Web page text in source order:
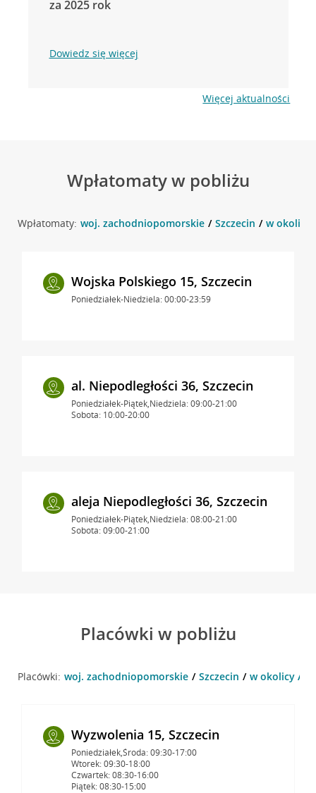
za 2025 rok
Dowiedz się więcej
Więcej aktualności
Wpłatomaty w pobliżu
Wpłatomaty: woj. zachodniopomorskie Szczecin w okolicy
Wojska Polskiego 15, Szczecin
Poniedziałek-Niedziela: 00:00-23:59
al. Niepodległości 36, Szczecin
Poniedziałek-Piątek,Niedziela: 09:00-21:00
Sobota: 10:00-20:00
aleja Niepodległości 36, Szczecin
Poniedziałek-Piątek,Niedziela: 08:00-21:00
Sobota: 09:00-21:00
Placówki w pobliżu
Placówki: woj. zachodniopomorskie Szczecin w okolicy
Wyzwolenia 15, Szczecin
Poniedziałek,Środa: 09:30-17:00
Wtorek: 09:30-18:00
Czwartek: 08:30-16:00
Piątek: 08:30-15:00